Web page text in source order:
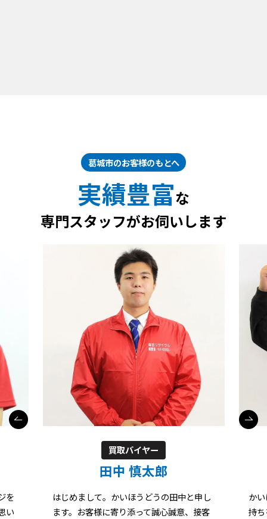
葛城市のお客様のもとへ
実績豊富な
専門スタッフがお伺いします
を
い
買取バイヤー
田中 慎太郎
はじめまして。かいほうどうの田中と申し
ます。お客様に寄り添って誠心誠意、接客
か
持